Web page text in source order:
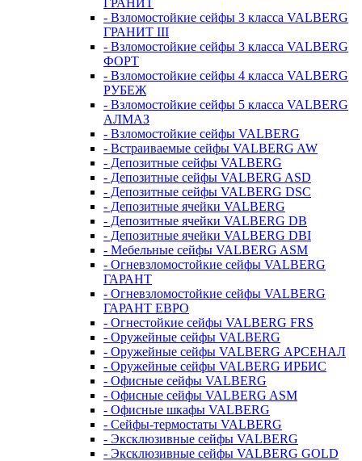
ГРАНИТ
- Взломостойкие сейфы 3 класса VALBERG
ГРАНИТ III
- Взломостойкие сейфы 3 класса VALBERG
ФОРТ
- Взломостойкие сейфы 4 класса VALBERG
РУБЕЖ
- Взломостойкие сейфы 5 класса VALBERG
АЛМАЗ
- Взломостойкие сейфы VALBERG
- Встраиваемые сейфы VALBERG AW
- Депозитные сейфы VALBERG
- Депозитные сейфы VALBERG ASD
- Депозитные сейфы VALBERG DSC
- Депозитные ячейки VALBERG
- Депозитные ячейки VALBERG DB
- Депозитные ячейки VALBERG DBI
- Мебельные сейфы VALBERG ASM
- Огневзломостойкие сейфы VALBERG
ГАРАНТ
- Огневзломостойкие сейфы VALBERG
ГАРАНТ ЕВРО
- Огнестойкие сейфы VALBERG FRS
- Оружейные сейфы VALBERG
- Оружейные сейфы VALBERG АРСЕНАЛ
- Оружейные сейфы VALBERG ИРБИС
- Офисные сейфы VALBERG
- Офисные сейфы VALBERG ASM
- Офисные шкафы VALBERG
- Сейфы-термостаты VALBERG
- Эксклюзивные сейфы VALBERG
- Эксклюзивные сейфы VALBERG GOLD